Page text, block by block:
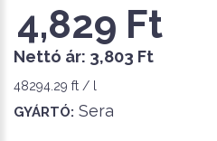
4,829 Ft
Nettó ár: 3,803 Ft
48294.29 ft / l
GYÁRTÓ: Sera